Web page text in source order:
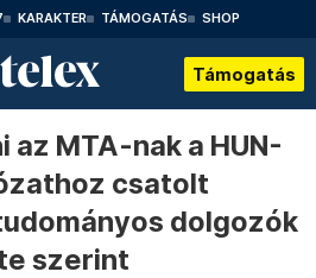
KARAKTER TÁMOGATÁS SHOP
Támogatás
az MTA-nak a HUN-
csatolt
dolgozók
szerint